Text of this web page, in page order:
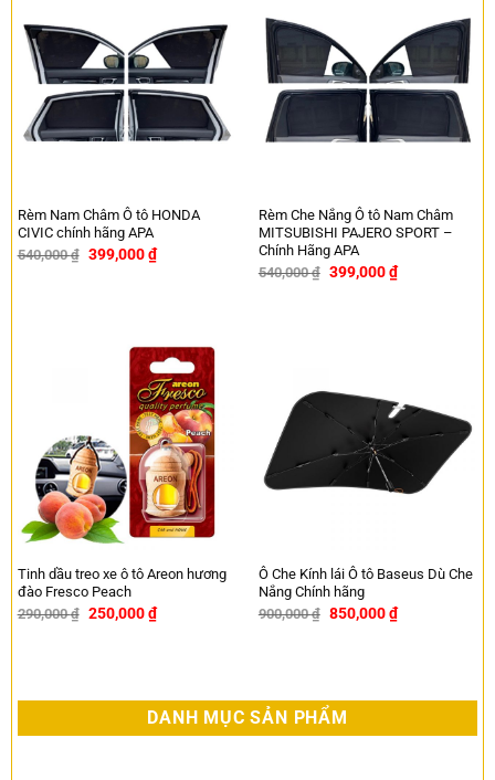
Rèm Nam Châm Ô tô HONDA
CIVIC chính hãng APA
540,000₫ 399,000₫
Rèm Che Nắng Ô tô Nam Châm
MITSUBISHI PAJERO SPORT –
Chính Hãng APA
540,000₫ 399,000₫
Tinh dầu treo xe ô tô Areon hương
đào Fresco Peach
290,000₫ 250,000₫
Ô Che Kính lái Ô tô Baseus Dù Che
Nắng Chính hãng
900,000₫ 850,000₫
DANH MỤC SẢN PHẨM